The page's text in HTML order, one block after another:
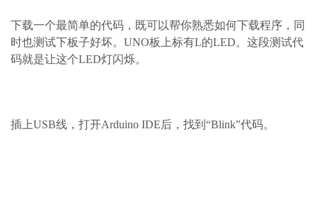
下载一个最简单的代码，既可以帮你熟悉如何下载程序，同
时也测试下板子好坏。UNO板上标有L的LED。这段测试代
码就是让这个LED灯闪烁。
插上USB线，打开Arduino IDE后，找到“Blink”代码。